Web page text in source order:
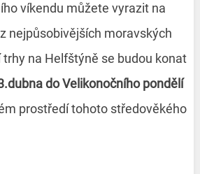
víkendu můžete vyrazit na
nejpůsobivějších moravských
trhy na Helfštýně se budou konat
do Velikonočního pondělí
prostředí tohoto středověkého